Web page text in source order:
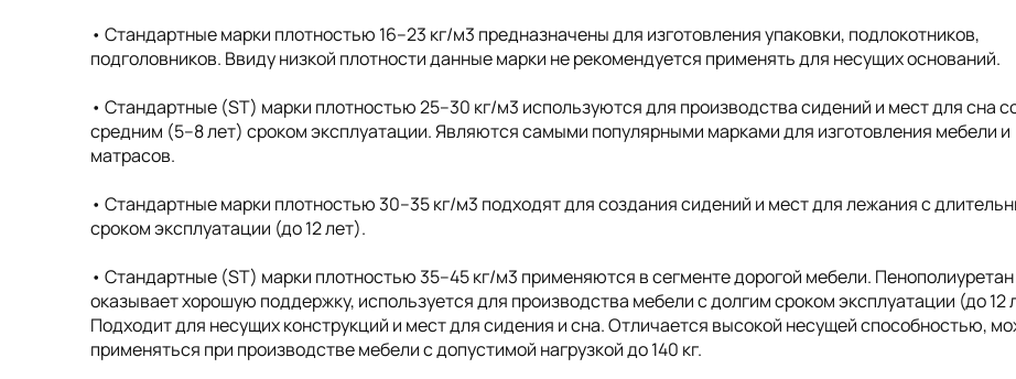
• Cтандартные марки плотностью 16–23 кг/м3 предназначены для изготовления упаковки, подлокотников,
подголовников. Ввиду низкой плотности данные марки не рекомендуется применять для несущих оснований.
• Стандартные (ST) марки плотностью 25–30 кг/м3 используются для производства сидений и мест для сна
средним (5–8 лет) сроком эксплуатации. Являются самыми популярными марками для изготовления мебели и
матрасов.
• Стандартные марки плотностью 30–35 кг/м3 подходят для создания сидений и мест для лежания с
сроком эксплуатации (до 12 лет).
• Стандартные (ST) марки плотностью 35–45 кг/м3 применяются в сегменте дорогой мебели. Пенополиуретан
оказывает хорошую поддержку, используется для производства мебели с долгим сроком эксплуатации (до 12
Подходит для несущих конструкций и мест для сидения и сна. Отличается высокой несущей способностью,
применяться при производстве мебели с допустимой нагрузкой до 140 кг.